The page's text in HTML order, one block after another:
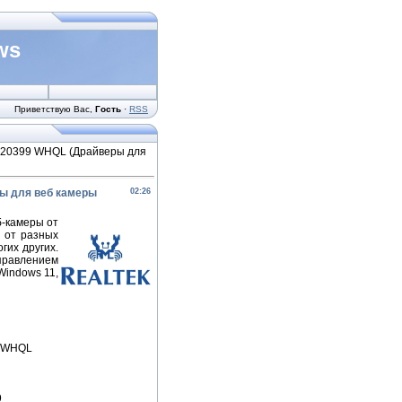
Приветствую Вас Гость · RSS
WHQL (Драйверы для
02:26
для веб камеры
камеры от
от разных
других.
11,